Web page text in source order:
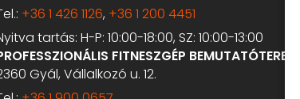
+36 1 426 1126, +36 1 200 4451
tartás: H-P: 10:00-18:00, SZ: 10:00-13:00
FITNESZGÉP BEMUTATÓTEREM
Gyál, Vállalkozó u. 12.